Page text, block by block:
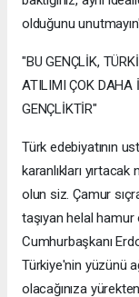
olduğunu
"BU GENÇLİK,
ATILIMI ÇOK DAHA
GENÇLİKTİR"
Türk edebiyatının
karanlıkları
olun siz. Çamur
taşıyan helal
Cumhurbaşkanı
Türkiye'nin yüzünü
olacağınıza